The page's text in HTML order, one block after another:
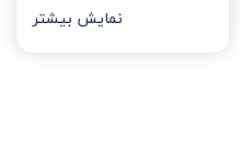
نمایش بیشتر